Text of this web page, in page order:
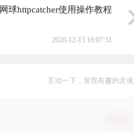
网球httpcatcher使用操作教程
2020-12-15 16:07:31
互动一下，发现有趣的灵魂